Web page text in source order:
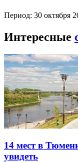
Период: 30 октября
Интересные
14 мест в
увидеть